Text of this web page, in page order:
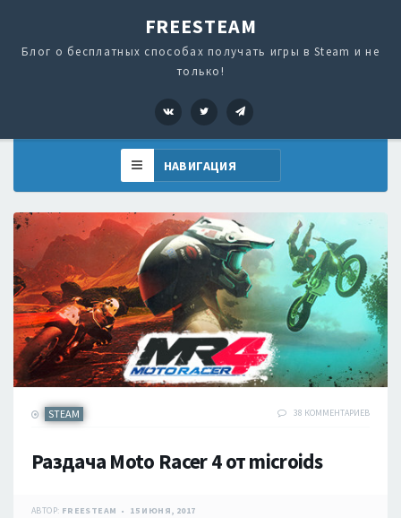
FREESTEAM
Блог о бесплатных способах получать игры в Steam и не
только!
VK Twitter
STEAM 38 КОММЕНТАРИЕВ
Раздача Moto Racer 4 от microids
АВТОР: FREESTEAM 15 ИЮНЯ, 2017